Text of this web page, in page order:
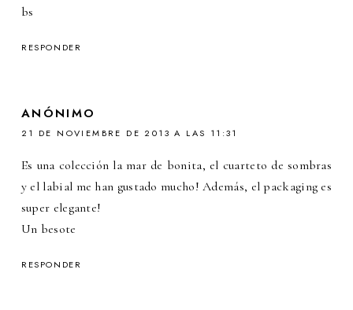
bs
RESPONDER
ANÓNIMO
21 DE NOVIEMBRE DE 2013 A LAS 11:31
Es una colección la mar de bonita, el cuarteto de sombras
y el labial me han gustado mucho! Además, el packaging es
super elegante!
Un besote
RESPONDER